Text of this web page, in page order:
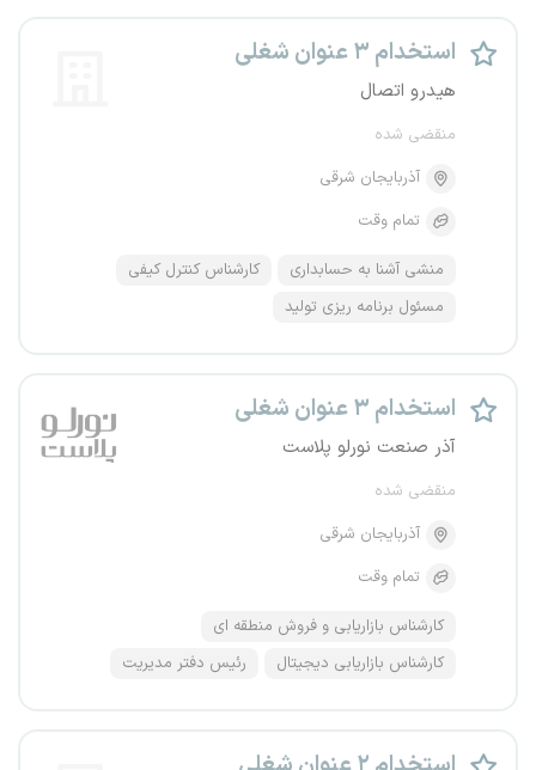
استخدام ۳ عنوان شغلی
هیدرو اتصال
منقضی شده
آذربایجان شرقی
تمام وقت
منشی آشنا به حسابداری
کارشناس کنترل کیفی
مسئول برنامه ریزی تولید
استخدام ۳ عنوان شغلی
آذر صنعت نورلو پلاست
منقضی شده
آذربایجان شرقی
تمام وقت
کارشناس بازاریابی و فروش منطقه ای
کارشناس بازاریابی دیجیتال
رئیس دفتر مدیریت